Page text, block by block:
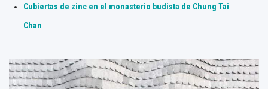
Cubiertas de zinc en el monasterio budista de Chung Tai
Chan